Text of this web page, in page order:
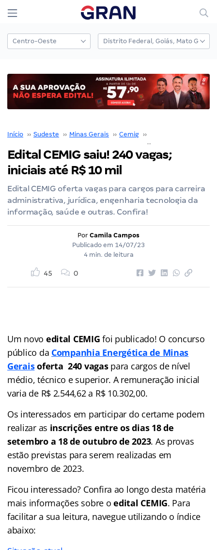
Início ›› Sudeste ›› Minas Gerais ›› Cemig ››
Edital CEMIG saiu! 240 vagas;
iniciais até R$ 10 mil
Edital CEMIG oferta vagas para cargos para carreira
administrativa, jurídica, engenharia tecnologia da
informação, saúde e outras. Confira!
Por Camila Campos
Publicado em 14/07/23
4 min. de leitura
45 0
Um novo edital CEMIG foi publicado! O concurso
público da Companhia Energética de Minas
Geraisoferta 240 vagaspara cargos de nível
médio, técnico e superior. A remuneração inicial
varia de R$ 2.544,62 a R$ 10.302,00.
Os interessados em participar do certame podem
realizar as inscrições entre os dias 18 de
setembro a 18 de outubro de 2023. As provas
estão previstas para serem realizadas em
novembro de 2023.
Ficou interessado? Confira ao longo desta matéria
mais informações sobre o edital CEMIG. Para
facilitar a sua leitura, navegue utilizando o índice
abaixo: